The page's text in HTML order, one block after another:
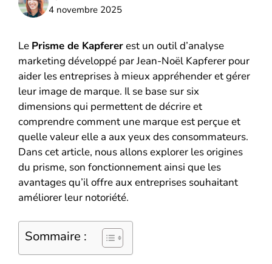
4 novembre 2025
Le Prisme de Kapfererest un outil d’analyse
marketing développé par Jean-Noël Kapferer pour
aider les entreprises à mieux appréhender et gérer
leur image de marque. Il se base sur six
dimensions qui permettent de décrire et
comprendre comment une marque est perçue et
quelle valeur elle a aux yeux des consommateurs.
Dans cet article, nous allons explorer les origines
du prisme, son fonctionnement ainsi que les
avantages qu’il offre aux entreprises souhaitant
améliorer leur notoriété.
Sommaire :